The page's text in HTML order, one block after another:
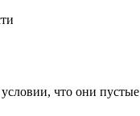
что они пустые